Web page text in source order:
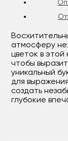
атмосферу
цветок в
чтобы
уникальный
для
создать
глубокие